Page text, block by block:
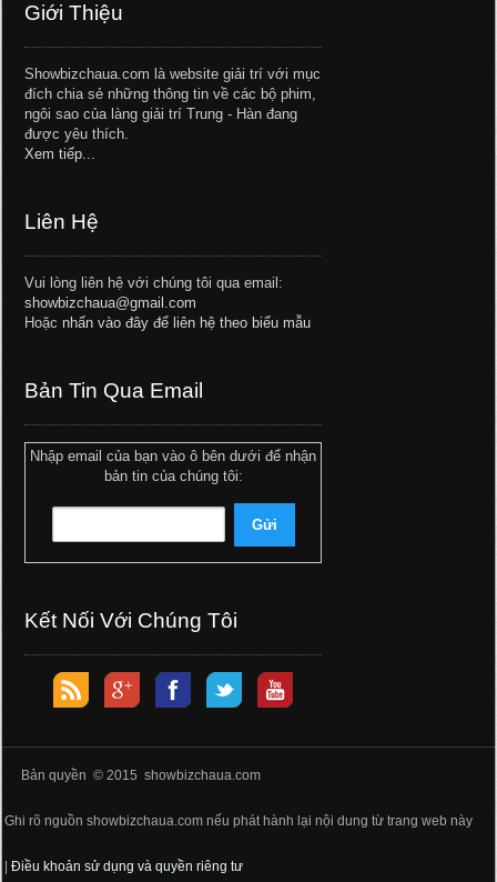
Giới Thiệu
Showbizchaua.com là website giải trí với mục
đích chia sẻ những thông tin về các bộ phim,
ngôi sao của làng giải trí Trung - Hàn đang
được yêu thích.
Xem tiếp...
Liên Hệ
Vui lòng liên hệ với chúng tôi qua email:
showbizchaua@gmail.com
Hoặc nhấn vào đây để liên hệ theo biểu mẫu
Bản Tin Qua Email
Nhập email của bạn vào ô bên dưới để nhận
bản tin của chúng tôi:
Kết Nối Với Chúng Tôi
Bản quyền © 2015 showbizchaua.com
Ghi rõ nguồn showbizchaua.com nếu phát hành lại nội dung từ trang web này
|Điều khoản sử dụng và quyền riêng tư